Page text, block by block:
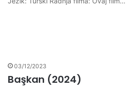
03/12/2023
Başkan (2024)